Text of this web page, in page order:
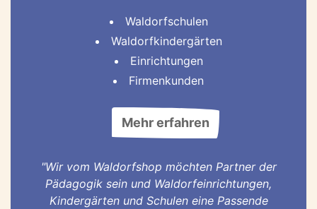
Waldorfschulen
Waldorfkindergärten
Einrichtungen
Firmenkunden
Mehr erfahren
"Wir vom Waldorfshop möchten Partner der
Pädagogik sein und Waldorfeinrichtungen,
Kindergärten und Schulen eine Passende